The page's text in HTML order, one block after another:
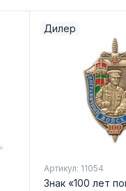
Дилер
Артикул: 11054
Знак «100 лет